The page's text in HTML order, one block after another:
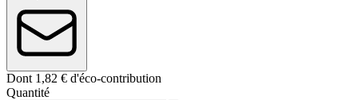
Dont 1,82 € d'éco-contribution
Quantité